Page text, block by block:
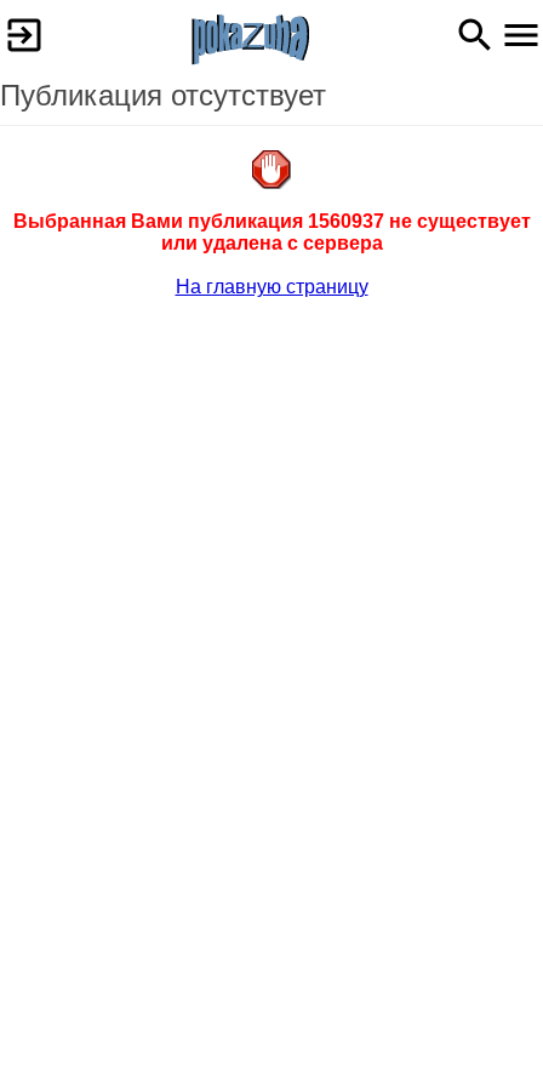
Публикация отсутствует
Выбранная Вами публикация 1560937 не существует
или удалена с сервера
На главную страницу